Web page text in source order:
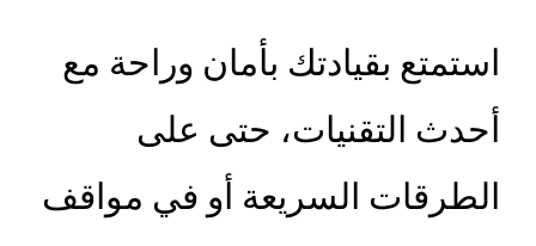
استمتع بقيادتك بأمان وراحة مع
أحدث التقنيات، حتى على
الطرقات السريعة أو في مواقف